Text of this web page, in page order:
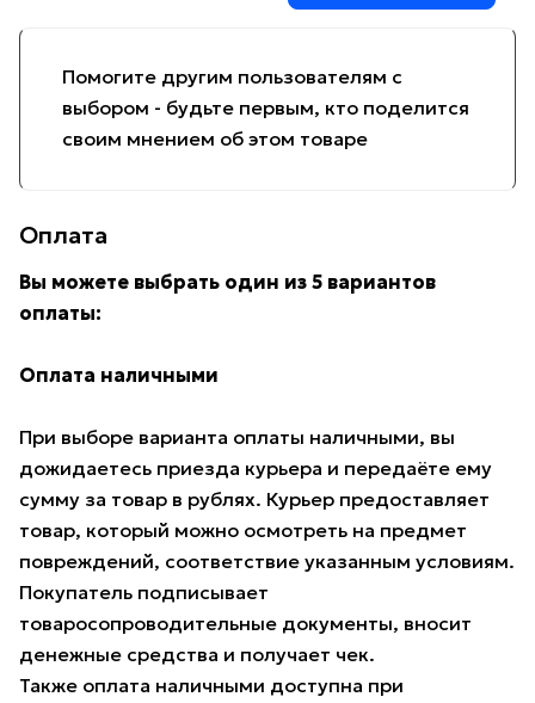
Помогите другим пользователям с
выбором - будьте первым, кто поделится
своим мнением об этом товаре
Оплата
Вы можете выбрать один из 5 вариантов
оплаты:
Оплата наличными
При выборе варианта оплаты наличными, вы
дожидаетесь приезда курьера и передаёте ему
сумму за товар в рублях. Курьер предоставляет
товар, который можно осмотреть на предмет
повреждений, соответствие указанным условиям.
Покупатель подписывает
товаросопроводительные документы, вносит
денежные средства и получает чек.
Также оплата наличными доступна при